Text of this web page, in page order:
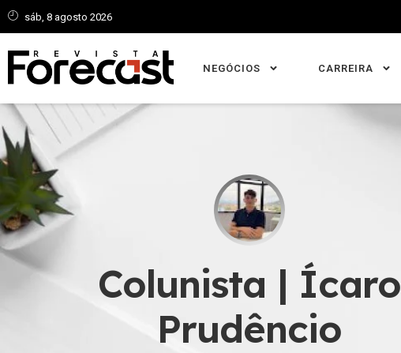
sáb, 8 agosto 2026
NEGÓCIOS CARREIRA
Colunista | Ícaro
Prudêncio